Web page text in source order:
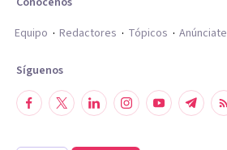
Equipo
Redactores Tópicos Anúnciate
Síguenos